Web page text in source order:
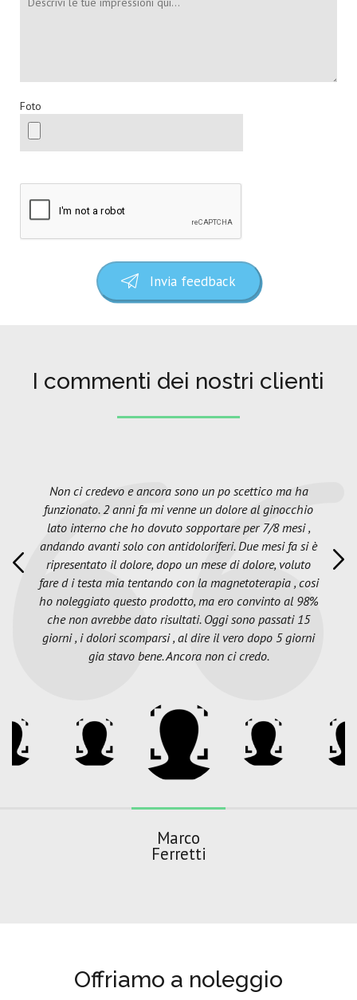
Foto
Invia feedback
I commenti dei nostri clienti
Non ci credevo e ancora sono un po scettico ma ha
funzionato. 2 anni fa mi venne un dolore al ginocchio
lato interno che ho dovuto sopportare per 7/8 mesi ,
andando avanti solo con antidoloriferi. Due mesi fa si è
ripresentato il dolore, dopo un mese di dolore, voluto
fare d i testa mia tentando con la magnetoterapia , cosi
ho noleggiato questo prodotto, ma ero convinto al 98%
che non avrebbe dato risultati. Oggi sono passati 15
giorni , i dolori scomparsi , al dire il vero dopo 5 giorni
gia stavo bene. Ancora non ci credo.
Marco
Ferretti
Offriamo a noleggio